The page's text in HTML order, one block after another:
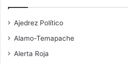
Ajedrez Político
Alamo-Temapache
Alerta Roja